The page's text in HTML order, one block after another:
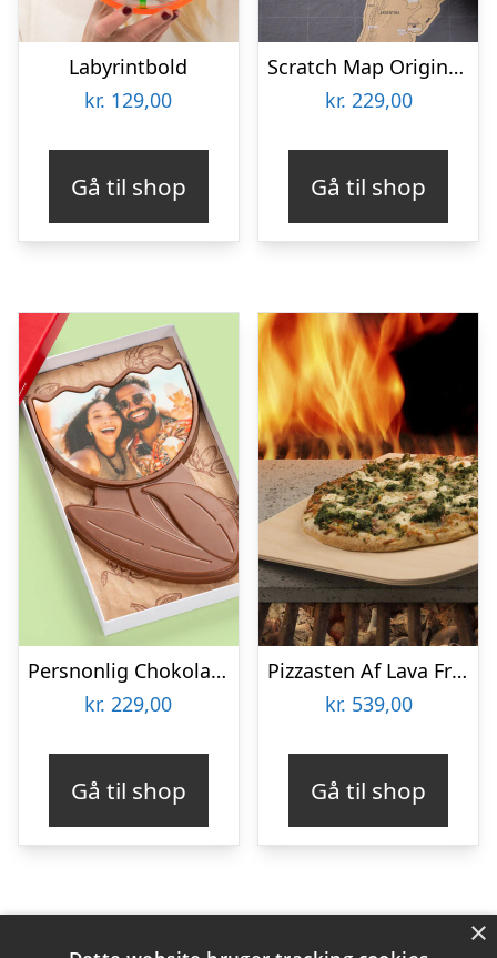
Labyrintbold
kr. 129,00
Gå til shop
Scratch Map Original Deluxe
kr. 229,00
Gå til shop
Persnonlig Chokoladeblomst med Billede
kr. 229,00
Gå til shop
Pizzasten Af Lava Fra Etna
kr. 539,00
Gå til shop
Varekategorier
×